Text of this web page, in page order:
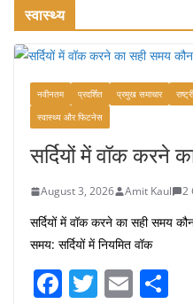
July 31, 2026
16
स्वास्थ्य
नवीनतम प्रदर्शित प्रमुख समाचार
स्वास्थ्य और फिटनेस
सर्दियों में वॉक करने
August 3, 2026 Amit Kaul 2
सर्दियों में वॉक करने का सही समय
समय: सर्दियों में नियमित वॉक
F T E